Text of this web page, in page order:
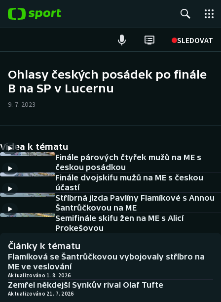
SLEDOVAT
Hokej
Cyklistika
DALŠÍ SPORTY
Americký fotbal
Baseball a softbal
Basketbal
Biatlon
NEPŘEHLÉDNĚTE
Historické návraty
Aplikace ČT sport
Ohlasy českých posádek po finále
B na SP v Lucernu
9. 7. 2023
Videa k tématu
Finále párových čtyřek mužů na ME s
českou posádkou
Finále dvojskifu mužů na ME s českou
účastí
Stříbrná jízda Pavlíny Flamíkové s Annou
Šantrůčkovou na ME
Semifinále skifu žen na ME s Alicí
Prokešovou
Články k tématu
Flamíková se Šantrůčkovou vybojovaly stříbro na
ME ve veslování
Aktualizováno 1. 8. 2026
Zemřel někdejší Synkův rival Olaf Tufte
Aktualizováno 21. 7. 2026